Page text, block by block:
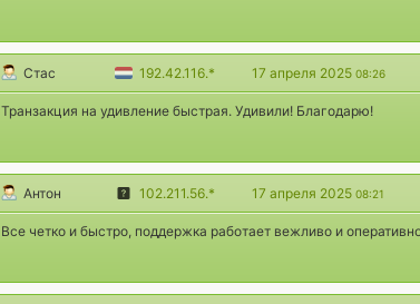
Стас 192.42.116.* 17 апреля 2025 08:26
Транзакция на удивление быстрая. Удивили! Благодарю!
Антон 102.211.56.* 17 апреля 2025 08:21
Все четко и быстро, поддержка работает вежливо и